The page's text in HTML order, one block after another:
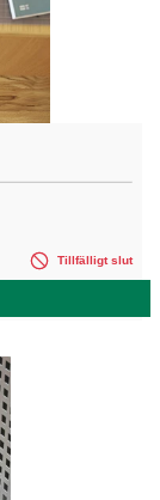
Tillfälligt slut